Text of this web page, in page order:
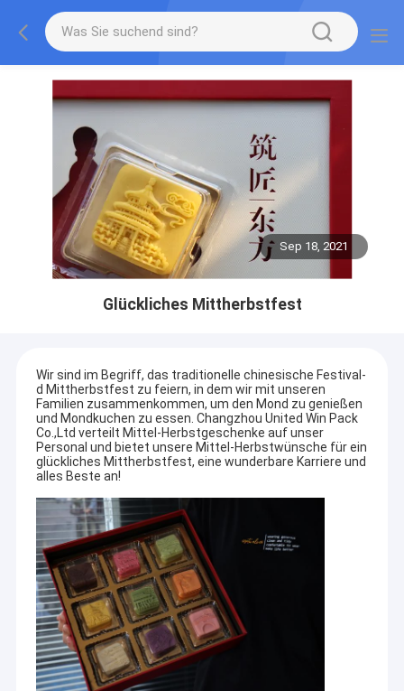
Sep 18, 2021
Glückliches Mittherbstfest
Wir sind im Begriff, das traditionelle chinesische Festival-
d Mittherbstfest zu feiern, in dem wir mit unseren
Familien zusammenkommen, um den Mond zu genießen
und Mondkuchen zu essen. Changzhou United Win Pack
Co.,Ltd verteilt Mittel-Herbstgeschenke auf unser
Personal und bietet unsere Mittel-Herbstwünsche für ein
glückliches Mittherbstfest, eine wunderbare Karriere und
alles Beste an!